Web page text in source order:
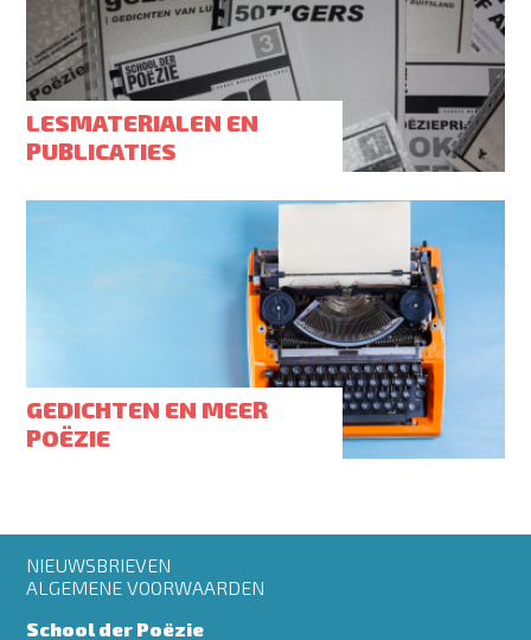
LESMATERIALEN EN
PUBLICATIES
GEDICHTEN EN MEER
POËZIE
Footer
menu
NIEUWSBRIEVEN
ALGEMENE VOORWAARDEN
School der Poëzie